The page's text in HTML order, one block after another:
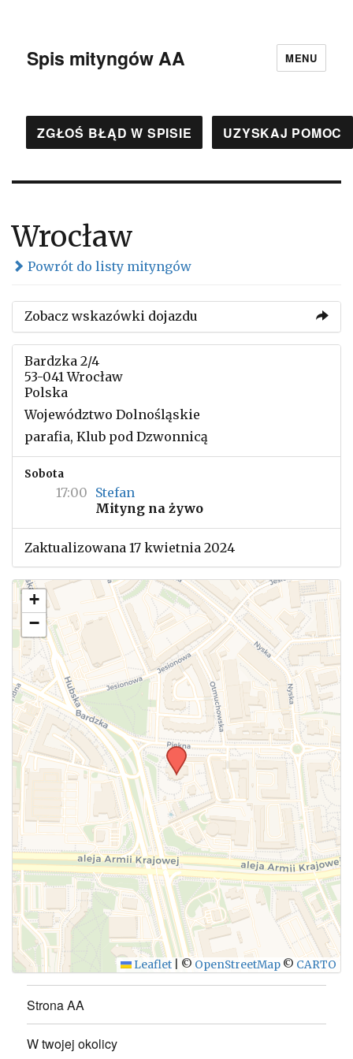
Spis mityngów AA MENU
ZGŁOŚ BŁĄD W SPISIE UZYSKAJ POMOC
Wrocław
Powrót do listy mityngów
Zobacz wskazówki dojazdu
Bardzka 2/4
53-041 Wrocław
Polska
Województwo Dolnośląskie
parafia, Klub pod Dzwonnicą
Sobota
17:00 Stefan
Mityng na żywo
Zaktualizowana 17 kwietnia 2024
+
−
Leaflet © OpenStreetMap © CARTO
Strona AA
W twojej okolicy